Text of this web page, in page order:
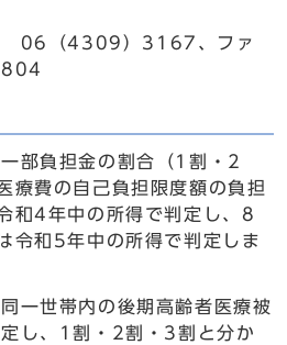
06（4309）3167、ファ
部負担金の割合（1割・2
療費の自己負担限度額の負担
和4年中の所得で判定し、8
令和5年中の所得で判定しま
一世帯内の後期高齢者医療被
し、1割・2割・3割と分か